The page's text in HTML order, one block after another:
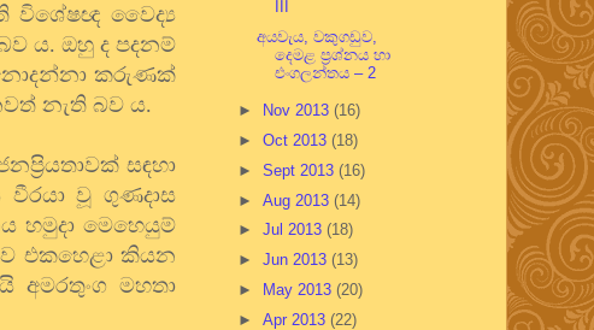
විශේෂඥ වෛද්‍ය
ය. ඔහු ද පදනම්
නොදන්නා කරුණක්
නැති බව ය.
සඳහා
වූ ගුණදාස
හමුදා මෙහෙයුම්
එකහෙළා කියන
අමරතුංග මහතා
අයවැය, වකුගඩුව,
දෙමළ ප්‍රශ්නය හා
එංගලන්තය – 2
► Nov 2013 (16)
► Oct 2013 (18)
► Sept 2013 (16)
► Aug 2013 (14)
► Jul 2013 (18)
► Jun 2013 (13)
►
May 2013 (20)
► Apr 2013 (22)